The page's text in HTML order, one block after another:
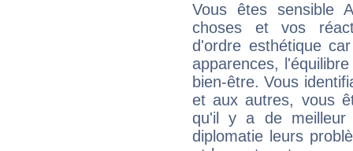
Vous êtes sensible
choses et vos
d'ordre esthétique
apparences,
bien-être. Vous
et aux autres, vous
qu'il y a de
diplomatie leurs